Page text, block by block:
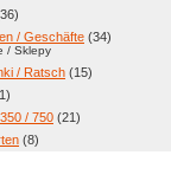
/ Geschäfte (34)
/ Sklepy
/ Ratsch (15)
/ 750 (21)
(8)